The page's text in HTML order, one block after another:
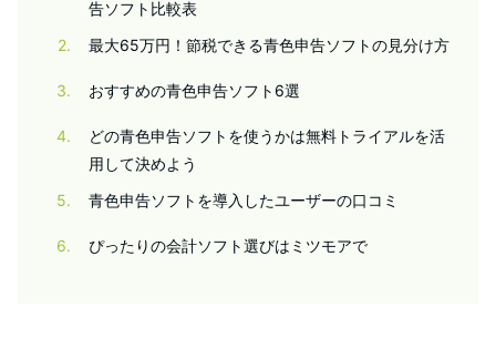
告ソフト比較表
2
最大65万円！節税できる青色申告ソフトの見分け方
3 おすすめの青色申告ソフト6選
4
どの青色申告ソフトを使うかは無料トライアルを活
用して決めよう
5
青色申告ソフトを導入したユーザーの口コミ
6 ぴったりの会計ソフト選びはミツモアで